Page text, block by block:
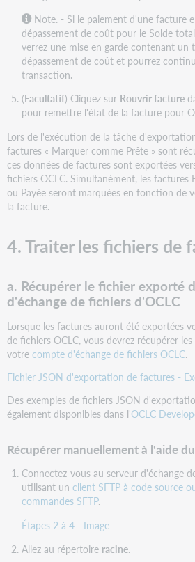
Note. - Si le paiement d'une facture
dépassement de coût pour le Solde
verrez une mise en garde contenant un
dépassement de coût et pourrez
transaction.
(Facultatif) Cliquez sur Rouvrir facture
pour remettre l'état de la facture pour
Lors de l'exécution de la tâche
factures « Marquer comme Prête » sont
ces données de factures sont exportées
fichiers OCLC. Simultanément, les factures
ou Payée seront marquées en fonction de
la facture.
4. Traiter les fichiers de
a. Récupérer le fichier exporté
d'échange de fichiers d'OCLC
Lorsque les factures auront été exportées
de fichiers OCLC, vous devrez récupérer
votrecompte d'échange de fichiers OCLC.
Fichier JSON d'exportation de factures -
Des exemples de fichiers JSON
également disponibles dans l'OCLC
Récupérer manuellement à l'aide
Connectez-vous au serveur d'échange
utilisant un client SFTP à code source
commandes SFTP.
Étapes 2 à 4 - Image
Allez au répertoire racine.